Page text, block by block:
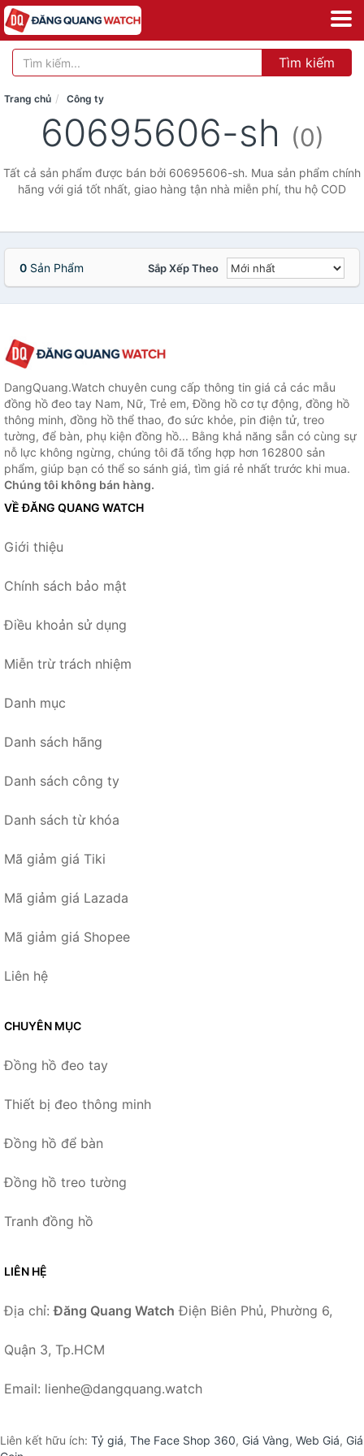
Tìm kiếm
Trang chủ Công ty
60695606-sh (0)
Tất cả sản phẩm được bán bởi 60695606-sh. Mua sản phẩm chính
hãng với giá tốt nhất, giao hàng tận nhà miễn phí, thu hộ COD
0 Sản Phẩm Sắp Xếp Theo
DangQuang.Watch chuyên cung cấp thông tin giá cả các mẫu
đồng hồ đeo tay Nam, Nữ, Trẻ em, Đồng hồ cơ tự động, đồng hồ
thông minh, đồng hồ thể thao, đo sức khỏe, pin điện tử, treo
tường, để bàn, phụ kiện đồng hồ... Bằng khả năng sẵn có cùng sự
nỗ lực không ngừng, chúng tôi đã tổng hợp hơn 162800 sản
phẩm, giúp bạn có thể so sánh giá, tìm giá rẻ nhất trước khi mua.
Chúng tôi không bán hàng.
VỀ ĐĂNG QUANG WATCH
Giới thiệu
Chính sách bảo mật
Điều khoản sử dụng
Miễn trừ trách nhiệm
Danh mục
Danh sách hãng
Danh sách công ty
Danh sách từ khóa
Mã giảm giá Tiki
Mã giảm giá Lazada
Mã giảm giá Shopee
Liên hệ
CHUYÊN MỤC
Đồng hồ đeo tay
Thiết bị đeo thông minh
Đồng hồ để bàn
Đồng hồ treo tường
Tranh đồng hồ
LIÊN HỆ
Địa chỉ:Đăng Quang Watch Điện Biên Phủ, Phường 6,
Quận 3, Tp.HCM
Email: lienhe@dangquang.watch
Liên kết hữu ích: Tỷ giá, The Face Shop 360, Giá Vàng, Web Giá, Giá